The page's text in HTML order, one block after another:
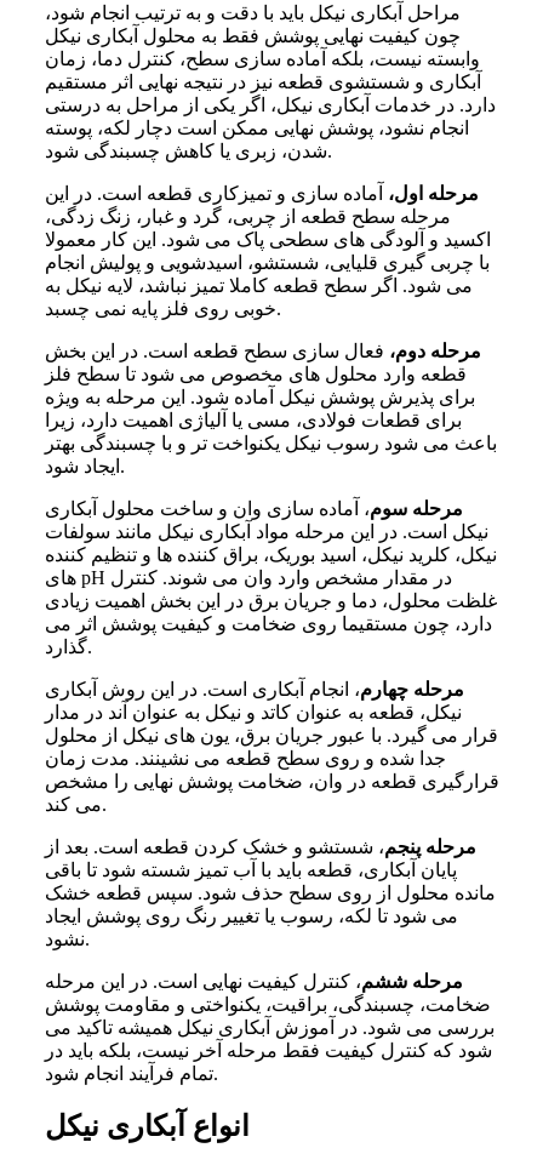
مراحل آبکاری نیکل باید با دقت و به ترتیب انجام شود،
چون کیفیت نهایی پوشش فقط به محلول آبکاری نیکل
وابسته نیست، بلکه آماده سازی سطح، کنترل دما، زمان
آبکاری و شستشوی قطعه نیز در نتیجه نهایی اثر مستقیم
دارد. در خدمات آبکاری نیکل، اگر یکی از مراحل به درستی
انجام نشود، پوشش نهایی ممکن است دچار لکه، پوسته
شدن، زبری یا کاهش چسبندگی شود.
مرحله اول، آماده سازی و تمیزکاری قطعه است. در این
مرحله سطح قطعه از چربی، گرد و غبار، زنگ زدگی،
اکسید و آلودگی های سطحی پاک می شود. این کار معمولا
با چربی گیری قلیایی، شستشو، اسیدشویی و پولیش انجام
می شود. اگر سطح قطعه کاملا تمیز نباشد، لایه نیکل به
خوبی روی فلز پایه نمی چسبد.
مرحله دوم، فعال سازی سطح قطعه است. در این بخش
قطعه وارد محلول های مخصوص می شود تا سطح فلز
برای پذیرش پوشش نیکل آماده شود. این مرحله به ویژه
برای قطعات فولادی، مسی یا آلیاژی اهمیت دارد، زیرا
باعث می شود رسوب نیکل یکنواخت تر و با چسبندگی بهتر
ایجاد شود.
مرحله سوم، آماده سازی وان و ساخت محلول آبکاری
نیکل است. در این مرحله مواد آبکاری نیکل مانند سولفات
نیکل، کلرید نیکل، اسید بوریک، براق کننده ها و تنظیم کننده
های pH در مقدار مشخص وارد وان می شوند. کنترل
غلظت محلول، دما و جریان برق در این بخش اهمیت زیادی
دارد، چون مستقیما روی ضخامت و کیفیت پوشش اثر می
گذارد.
مرحله چهارم، انجام آبکاری است. در این روش آبکاری
نیکل، قطعه به عنوان کاتد و نیکل به عنوان آند در مدار
قرار می گیرد. با عبور جریان برق، یون های نیکل از محلول
جدا شده و روی سطح قطعه می نشینند. مدت زمان
قرارگیری قطعه در وان، ضخامت پوشش نهایی را مشخص
می کند.
مرحله پنجم، شستشو و خشک کردن قطعه است. بعد از
پایان آبکاری، قطعه باید با آب تمیز شسته شود تا باقی
مانده محلول از روی سطح حذف شود. سپس قطعه خشک
می شود تا لکه، رسوب یا تغییر رنگ روی پوشش ایجاد
نشود.
مرحله ششم، کنترل کیفیت نهایی است. در این مرحله
ضخامت، چسبندگی، براقیت، یکنواختی و مقاومت پوشش
بررسی می شود. در آموزش آبکاری نیکل همیشه تاکید می
شود که کنترل کیفیت فقط مرحله آخر نیست، بلکه باید در
تمام فرآیند انجام شود.
انواع آبکاری نیکل